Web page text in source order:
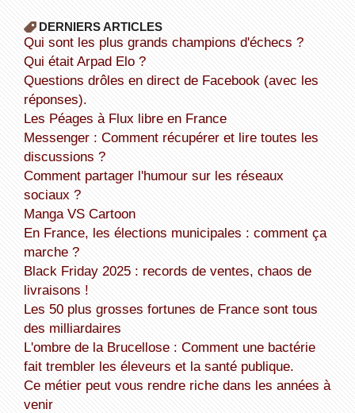
DERNIERS ARTICLES
Qui sont les plus grands champions d'échecs ?
Qui était Arpad Elo ?
Questions drôles en direct de Facebook (avec les
réponses).
Les Péages à Flux libre en France
Messenger : Comment récupérer et lire toutes les
discussions ?
Comment partager l'humour sur les réseaux
sociaux ?
Manga VS Cartoon
En France, les élections municipales : comment ça
marche ?
Black Friday 2025 : records de ventes, chaos de
livraisons !
Les 50 plus grosses fortunes de France sont tous
des milliardaires
L'ombre de la Brucellose : Comment une bactérie
fait trembler les éleveurs et la santé publique.
Ce métier peut vous rendre riche dans les années à
venir